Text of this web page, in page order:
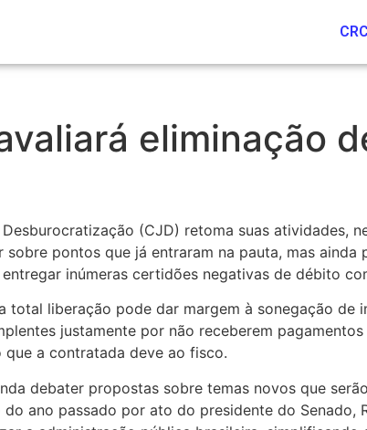
eliminação
(CJD) retoma suas atividades,
pontos que já entraram na pauta, mas
inúmeras certidões negativas de débito
total liberação pode dar margem à sonegação de
justamente por não receberem
a contratada deve ao fisco.
debater propostas sobre temas novos que
ano passado por ato do presidente do